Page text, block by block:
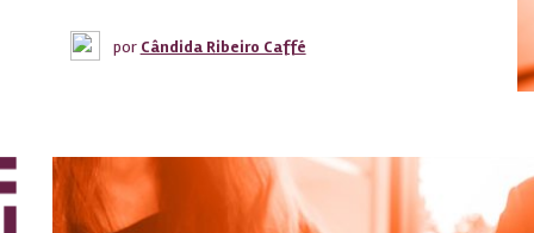
por Cândida Ribeiro Caffé